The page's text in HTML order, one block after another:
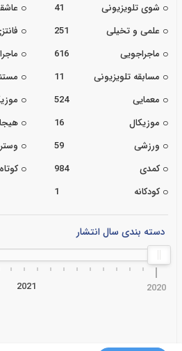
شوی تلویزیونی
41
علمی و تخیلی
251
ماجراجویی
616
مسابقه تلویزیونی
11
معمایی
524
موزیکال
16
ورزشی
59
کمدی
984 کوتاه
کودکانه
1
دسته بندی سال انتشار
2020
2021